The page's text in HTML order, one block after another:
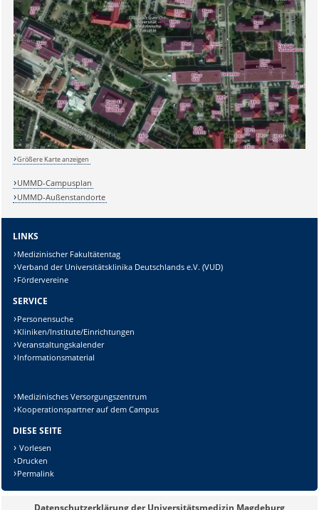
Sicherheitsabfrage:
Lösung:
Größere Karte anzeigen
UMMD-Campusplan
UMMD-Außenstandorte
LINKS
Medizinischer Fakultätentag
Verband der Universitätsklinika Deutschlands e.V. (VUD)
Fördervereine
SERVICE
Personensuche
Kliniken/Institute/Einrichtungen
Veranstaltungskalender
Informationsmaterial
Medizinisches Versorgungszentrum
Kooperationspartner auf dem Campus
DIESE SEITE
Vorlesen
Drucken
Permalink